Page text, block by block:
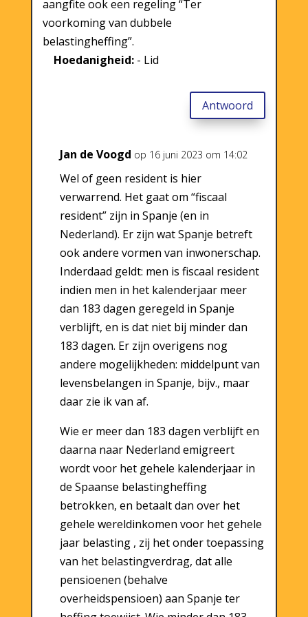
aangfite ook een regeling “Ter
voorkoming van dubbele
belastingheffing”.
Hoedanigheid:- Lid
Antwoord
Jan de Voogd op 16 juni 2023 om 14:02
Wel of geen resident is hier
verwarrend. Het gaat om “fiscaal
resident” zijn in Spanje (en in
Nederland). Er zijn wat Spanje betreft
ook andere vormen van inwonerschap.
Inderdaad geldt: men is fiscaal resident
indien men in het kalenderjaar meer
dan 183 dagen geregeld in Spanje
verblijft, en is dat niet bij minder dan
183 dagen. Er zijn overigens nog
andere mogelijkheden: middelpunt van
levensbelangen in Spanje, bijv., maar
daar zie ik van af.
Wie er meer dan 183 dagen verblijft en
daarna naar Nederland emigreert
wordt voor het gehele kalenderjaar in
de Spaanse belastingheffing
betrokken, en betaalt dan over het
gehele wereldinkomen voor het gehele
jaar belasting , zij het onder toepassing
van het belastingverdrag, dat alle
pensioenen (behalve
overheidspensioen) aan Spanje ter